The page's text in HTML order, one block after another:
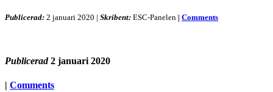
Publicerad: 2 januari 2020 | Skribent: ESC-Panelen | Comments
Publicerad 2 januari 2020
| Comments